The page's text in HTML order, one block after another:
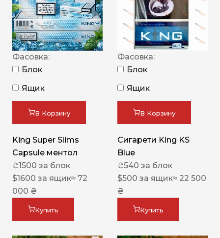
Фасовка:
Блок
Ящик
В Корзину
King Super Slims
Capsule ментол
₴1500 за блок
$1600 за ящик≈ 72
000 ₴
Купить
Фасовка:
Блок
Ящик
В Корзину
Сигарети King KS
Blue
₴540 за блок
$500 за ящик≈ 22 500
₴
Купить